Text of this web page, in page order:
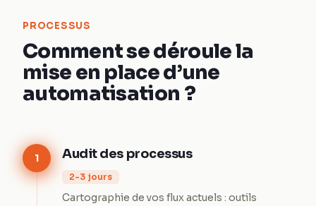
PROCESSUS
Comment se déroule la
mise en place d’une
automatisation ?
1 Audit des processus
2-3 jours
Cartographie de vos flux actuels : outils